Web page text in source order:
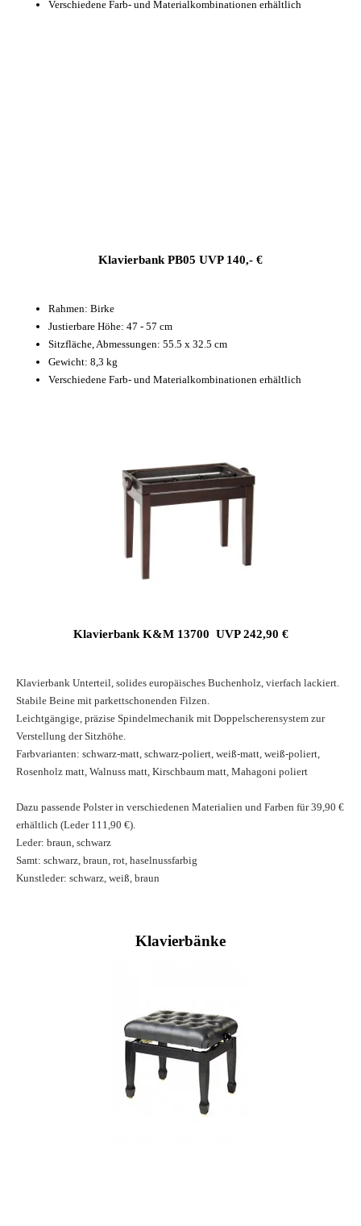
Verschiedene Farb- und Materialkombinationen erhältlich
Klavierbank PB05 UVP 140,- €
Rahmen: Birke
Justierbare Höhe: 47 - 57 cm
Sitzfläche, Abmessungen: 55.5 x 32.5 cm
Gewicht: 8,3 kg
Verschiedene Farb- und Materialkombinationen erhältlich
Klavierbank K&M 13700  UVP 242,90 €
Klavierbank Unterteil, solides europäisches Buchenholz, vierfach lackiert.
Stabile Beine mit parkettschonenden Filzen.
Leichtgängige, präzise Spindelmechanik mit Doppelscherensystem zur
Verstellung der Sitzhöhe.
Farbvarianten: schwarz-matt, schwarz-poliert, weiß-matt, weiß-poliert,
Rosenholz matt, Walnuss matt, Kirschbaum matt, Mahagoni poliert
Dazu passende Polster in verschiedenen Materialien und Farben für 39,90 €
erhältlich (Leder 111,90 €).
Leder: braun, schwarz
Samt: schwarz, braun, rot, haselnussfarbig
Kunstleder: schwarz, weiß, braun
Klavierbänke
Weitere Modelle